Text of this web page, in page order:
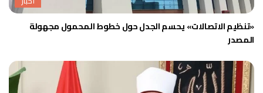
«تنظيم الاتصالات» يحسم الجدل حول خطوط المحمول مجهولة
المصدر